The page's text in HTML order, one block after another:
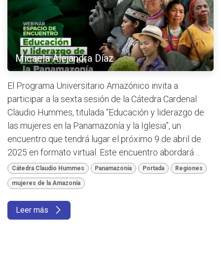
Micaela Alejandra Díaz
El Programa Universitario Amazónico invita a
participar a la sexta sesión de la Cátedra Cardenal
Claudio Hummes, titulada “Educación y liderazgo de
las mujeres en la Panamazonía y la Iglesia”, un
encuentro que tendrá lugar el próximo 9 de abril de
2025 en formato virtual. Este encuentro abordará ...
Cátedra Claudio Hummes Panamazonía Portada Regiones
mujeres de la Amazonía
Leer más